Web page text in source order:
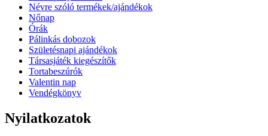
Névre szóló termékek/ajándékok
Nőnap
Órák
Pálinkás dobozok
Születésnapi ajándékok
Társasjáték kiegészítők
Tortabeszúrók
Valentin nap
Vendégkönyv
Nyilatkozatok